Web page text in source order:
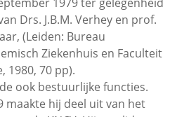
Drs. J.B.M. Verhey en prof.
(Leiden: Bureau
Ziekenhuis en Faculteit
1980, 70 pp).
ook bestuurlijke functies.
maakte hij deel uit van het